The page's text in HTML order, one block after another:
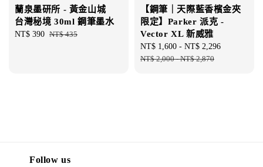
蘭泉墨研所 - 黃金山城
台灣秘境 30ml 鋼筆墨水
Sale
NT$ 390 Regular
NT$ 435
【鋼筆｜天際藍香檳金夾
限定】Parker 派克 -
Vector XL 新威雅
Sale
price
NT$ 1,600 - NT$ 2,296
NT$ 2,000-NT$ 2,870
Follow us